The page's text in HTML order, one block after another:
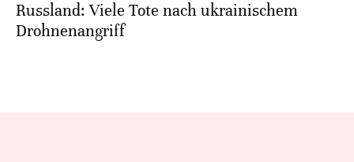
Russland: Viele Tote nach ukrainischem
Drohnenangriff